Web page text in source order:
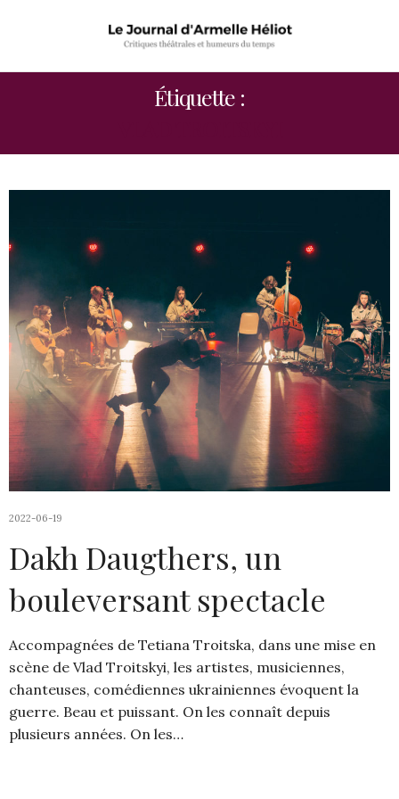
Étiquette :
2022-06-19
Dakh Daugthers, un
bouleversant spectacle
Accompagnées de Tetiana Troitska, dans une mise en
scène de Vlad Troitskyi, les artistes, musiciennes,
chanteuses, comédiennes ukrainiennes évoquent la
guerre. Beau et puissant. On les connaît depuis
plusieurs années. On les…